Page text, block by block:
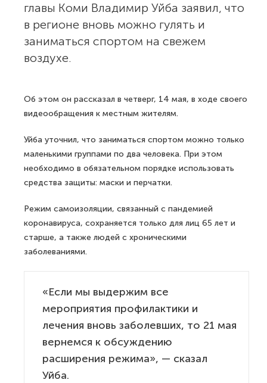
главы Коми Владимир Уйба заявил, что
в регионе вновь можно гулять и
заниматься спортом на свежем
воздухе.
Об этом он рассказал в четверг, 14 мая, в ходе своего
видеообращения к местным жителям.
Уйба уточнил, что заниматься спортом можно только
маленькими группами по два человека. При этом
необходимо в обязательном порядке использовать
средства защиты: маски и перчатки.
Режим самоизоляции, связанный с пандемией
коронавируса, сохраняется только для лиц 65 лет и
старше, а также людей с хроническими
заболеваниями.
«Если мы выдержим все
мероприятия профилактики и
лечения вновь заболевших, то 21 мая
вернемся к обсуждению
расширения режима», — сказал
Уйба.